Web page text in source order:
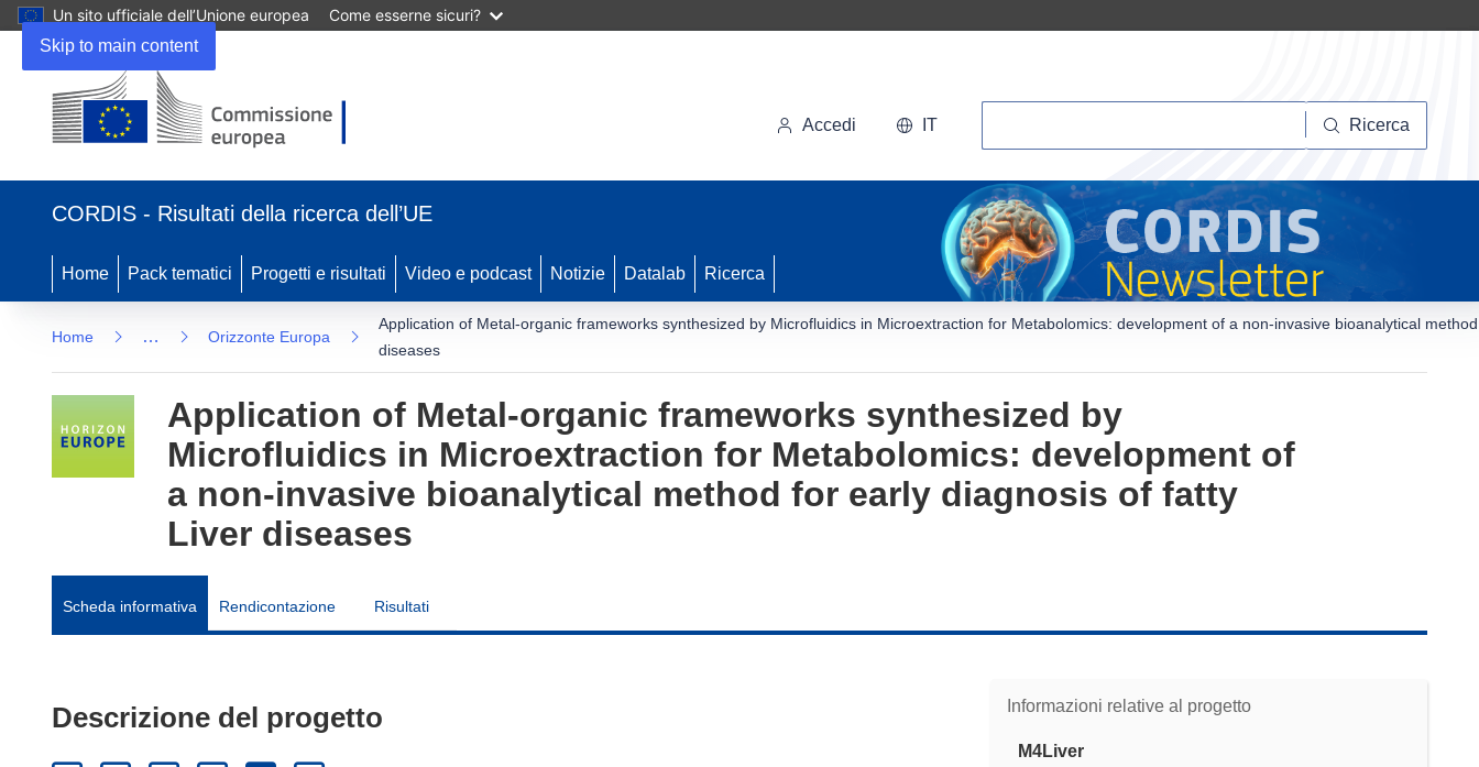
Skip to main content
Un sito ufficiale dell’Unione europea Come esserne sicuri?
Accedi IT Ricerca
CORDIS - Risultati della ricerca dell’UE
Home Pack tematici Progetti e risultati Video e podcast Notizie Datalab Ricerca
Home … Orizzonte Europa
Application of Metal-organic frameworks synthesized by Microfluidics in Microextraction for Metabolomics: development of a non-invasive bioanalytical
diseases
Application of Metal-organic frameworks synthesized by
Microfluidics in Microextraction for Metabolomics: development of
a non-invasive bioanalytical method for early diagnosis of fatty
Liver diseases
Scheda informativa Rendicontazione Risultati
Informazioni relative al progetto
M4Liver
Descrizione del progetto